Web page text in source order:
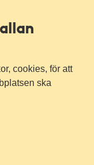
cookies, för att
ska